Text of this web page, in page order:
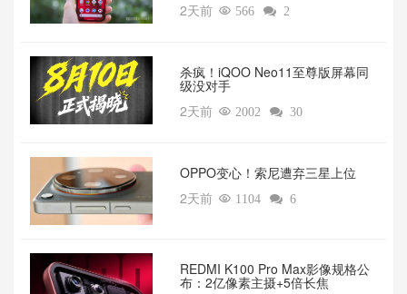
2天前  566  2
杀疯！iQOO Neo11至尊版屏幕同
级没对手
2天前  2002  30
OPPO变心！索尼遭弃三星上位‌
2天前  1104  6
REDMI K100 Pro Max影像规格公
布：2亿像素主摄+5倍长焦